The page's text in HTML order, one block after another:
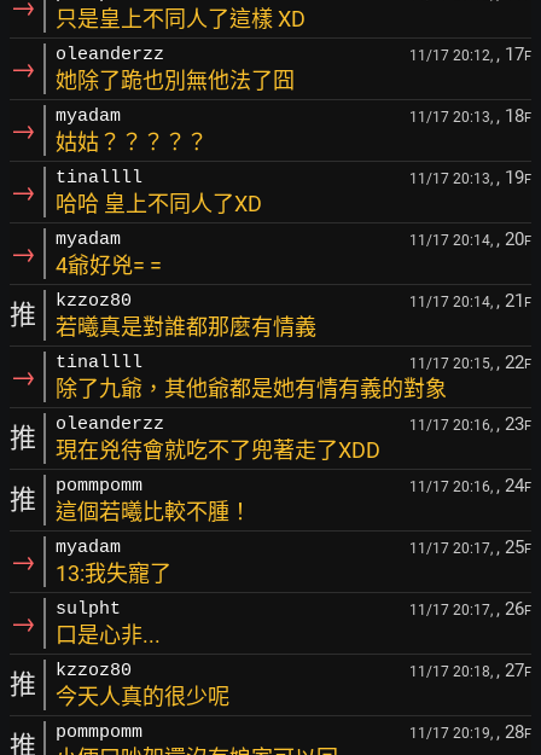
→ 只是皇上不同人了這樣 XD
→ oleanderzz 11/17 20:12, , 17F
她除了跪也別無他法了囧
→ myadam 11/17 20:13, , 18F
姑姑？？？？？
→ tinallll 11/17 20:13, , 19F
哈哈 皇上不同人了XD
→ myadam 11/17 20:14, , 20F
4爺好兇= =
推 kzzoz80 11/17 20:14, , 21 F
若曦真是對誰都那麼有情義
→ tinallll 11/17 20:15, , 22F
除了九爺，其他爺都是她有情有義的對象
推 oleanderzz 11/17 20:16, , 23F
現在兇待會就吃不了兜著走了XDD
推 pommpomm 11/17 20:16, , 24F
這個若曦比較不腫！
→ myadam 11/17 20:17, , 25F
13:我失寵了
→ sulpht 11/17 20:17, , 26F
口是心非...
推 kzzoz80 11/17 20:18, , 27F
今天人真的很少呢
推 pommpomm 11/17 20:19, , 28F